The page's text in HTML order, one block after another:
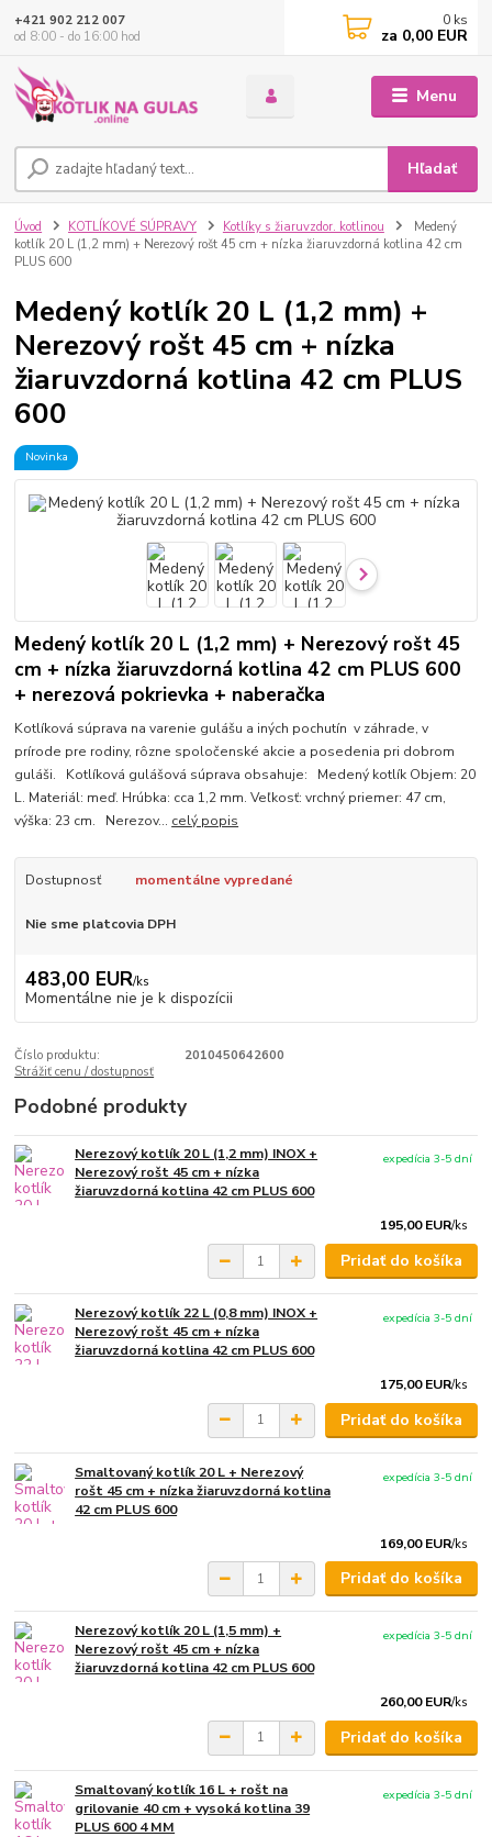
Menu
Hľadať
+421 902 212 007
od 8:00 - do 16:00 hod
0 ks
za 0,00 EUR
Úvod KOTLÍKOVÉ SÚPRAVY Kotlíky s žiaruvzdor. kotlinou
Medený
kotlík 20 L (1,2 mm) + Nerezový rošt 45 cm + nízka žiaruvzdorná kotlina 42 cm
PLUS 600
Medený kotlík 20 L (1,2 mm) +
Nerezový rošt 45 cm + nízka
žiaruvzdorná kotlina 42 cm PLUS
600
Novinka
Medený kotlík 20 L (1,2 mm) + Nerezový rošt 45
cm + nízka žiaruvzdorná kotlina 42 cm PLUS 600
+ nerezová pokrievka + naberačka
Kotlíková súprava na varenie gulášu a iných pochutín v záhrade, v
prírode pre rodiny, rôzne spoločenské akcie a posedenia pri dobrom
guláši. Kotlíková gulášová súprava obsahuje: Medený kotlík Objem: 20
L. Materiál: meď. Hrúbka: cca 1,2 mm. Veľkosť: vrchný priemer: 47 cm,
výška: 23 cm. Nerezov... celý popis
Dostupnosť momentálne vypredané
Nie sme platcovia DPH
483,00 EUR/ks
Momentálne nie je k dispozícii
Číslo produktu:
2010450642600
Strážiť cenu / dostupnosť
Podobné produkty
Nerezový kotlík 20 L (1,2 mm) INOX +
Nerezový rošt 45 cm + nízka
žiaruvzdorná kotlina 42 cm PLUS 600
195,00 EUR/ks
expedícia 3-5 dní
Pridať do košíka
Nerezový kotlík 22 L (0,8 mm) INOX +
Nerezový rošt 45 cm + nízka
žiaruvzdorná kotlina 42 cm PLUS 600
175,00 EUR/ks
expedícia 3-5 dní
Pridať do košíka
Smaltovaný kotlík 20 L + Nerezový
rošt 45 cm + nízka žiaruvzdorná kotlina
42 cm PLUS 600
169,00 EUR/ks
expedícia 3-5 dní
Pridať do košíka
Nerezový kotlík 20 L (1,5 mm) +
Nerezový rošt 45 cm + nízka
žiaruvzdorná kotlina 42 cm PLUS 600
260,00 EUR/ks
expedícia 3-5 dní
Pridať do košíka
Smaltovaný kotlík 16 L + rošt na
grilovanie 40 cm + vysoká kotlina 39
PLUS 600 4 MM
expedícia 3-5 dní